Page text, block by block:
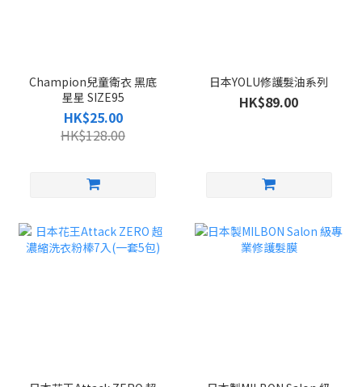
Champion兒童衛衣 黑底
星星 SIZE95
HK$25.00
HK$128.00
日本YOLU修護髮油系列
HK$89.00